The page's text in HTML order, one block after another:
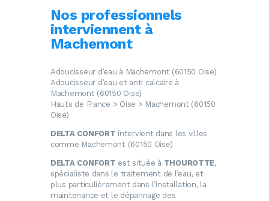
Nos professionnels
interviennent à
Machemont
Adoucisseur d’eau à Machemont (60150 Oise)
Adoucisseur d’eau et anti calcaire à
Machemont (60150 Oise)
Hauts de France > Oise > Machemont (60150
Oise)
DELTA CONFORT intervient dans les villes
comme Machemont (60150 Oise)
DELTA CONFORT est située à THOUROTTE,
spécialiste dans le traitement de l’eau, et
plus particulièrement dans l’installation, la
maintenance et le dépannage des